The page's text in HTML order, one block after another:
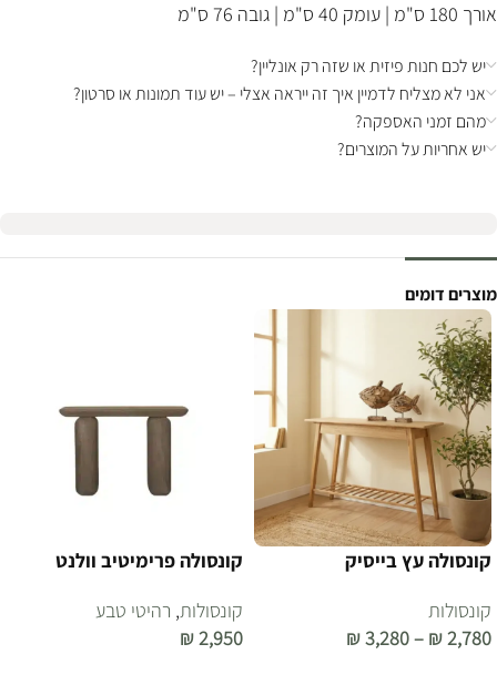
אורך 180 ס"מ | עומק 40 ס"מ | גובה 76 ס"מ
יש לכם חנות פיזית או שזה רק אונליין?
אני לא מצליח לדמיין איך זה ייראה אצלי – יש עוד תמונות או סרטון?
מהם זמני האספקה?
יש אחריות על המוצרים?
מוצרים דומים
קונסולה עץ בייסיק
קונסולות
₪2,780
–
₪3,280
קונסולה פרימיטיב וולנט
קונסולות, רהיטי טבע
₪2,950